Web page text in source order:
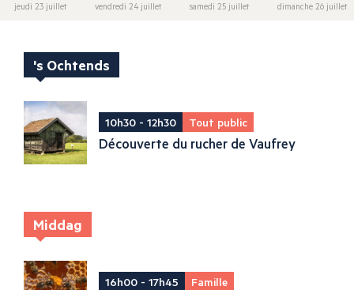
jeudi 23 juillet vendredi 24 juillet samedi 25 juillet dimanche 26 juillet
's Ochtends
10h30 - 12h30 Tout public
Découverte du rucher de Vaufrey
Middag
16h00 - 17h45 Famille